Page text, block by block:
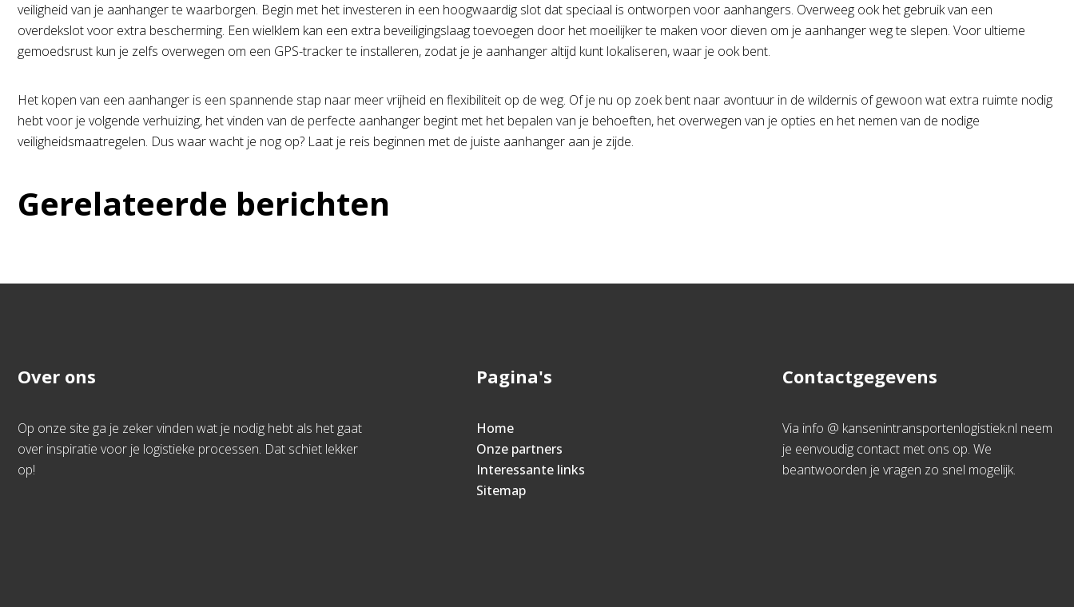
veiligheid van je aanhanger te waarborgen. Begin met het investeren in een hoogwaardig slot dat speciaal is ontworpen voor aanhangers. Overweeg ook het gebruik van een
overdekslot voor extra bescherming. Een wielklem kan een extra beveiligingslaag toevoegen door het moeilijker te maken voor dieven om je aanhanger weg te slepen. Voor ultieme
gemoedsrust kun je zelfs overwegen om een GPS-tracker te installeren, zodat je je aanhanger altijd kunt lokaliseren, waar je ook bent.
Het kopen van een aanhanger is een spannende stap naar meer vrijheid en flexibiliteit op de weg. Of je nu op zoek bent naar avontuur in de wildernis of gewoon wat extra ruimte nodig
hebt voor je volgende verhuizing, het vinden van de perfecte aanhanger begint met het bepalen van je behoeften, het overwegen van je opties en het nemen van de nodige
veiligheidsmaatregelen. Dus waar wacht je nog op? Laat je reis beginnen met de juiste aanhanger aan je zijde.
Gerelateerde berichten
Over ons
Op onze site ga je zeker vinden wat je nodig hebt als het gaat
over inspiratie voor je logistieke processen. Dat schiet lekker
op!
Pagina's
Home
Onze partners
Interessante links
Sitemap
Contactgegevens
Via info @ kansenintransportenlogistiek.nl neem
je eenvoudig contact met ons op. We
beantwoorden je vragen zo snel mogelijk.